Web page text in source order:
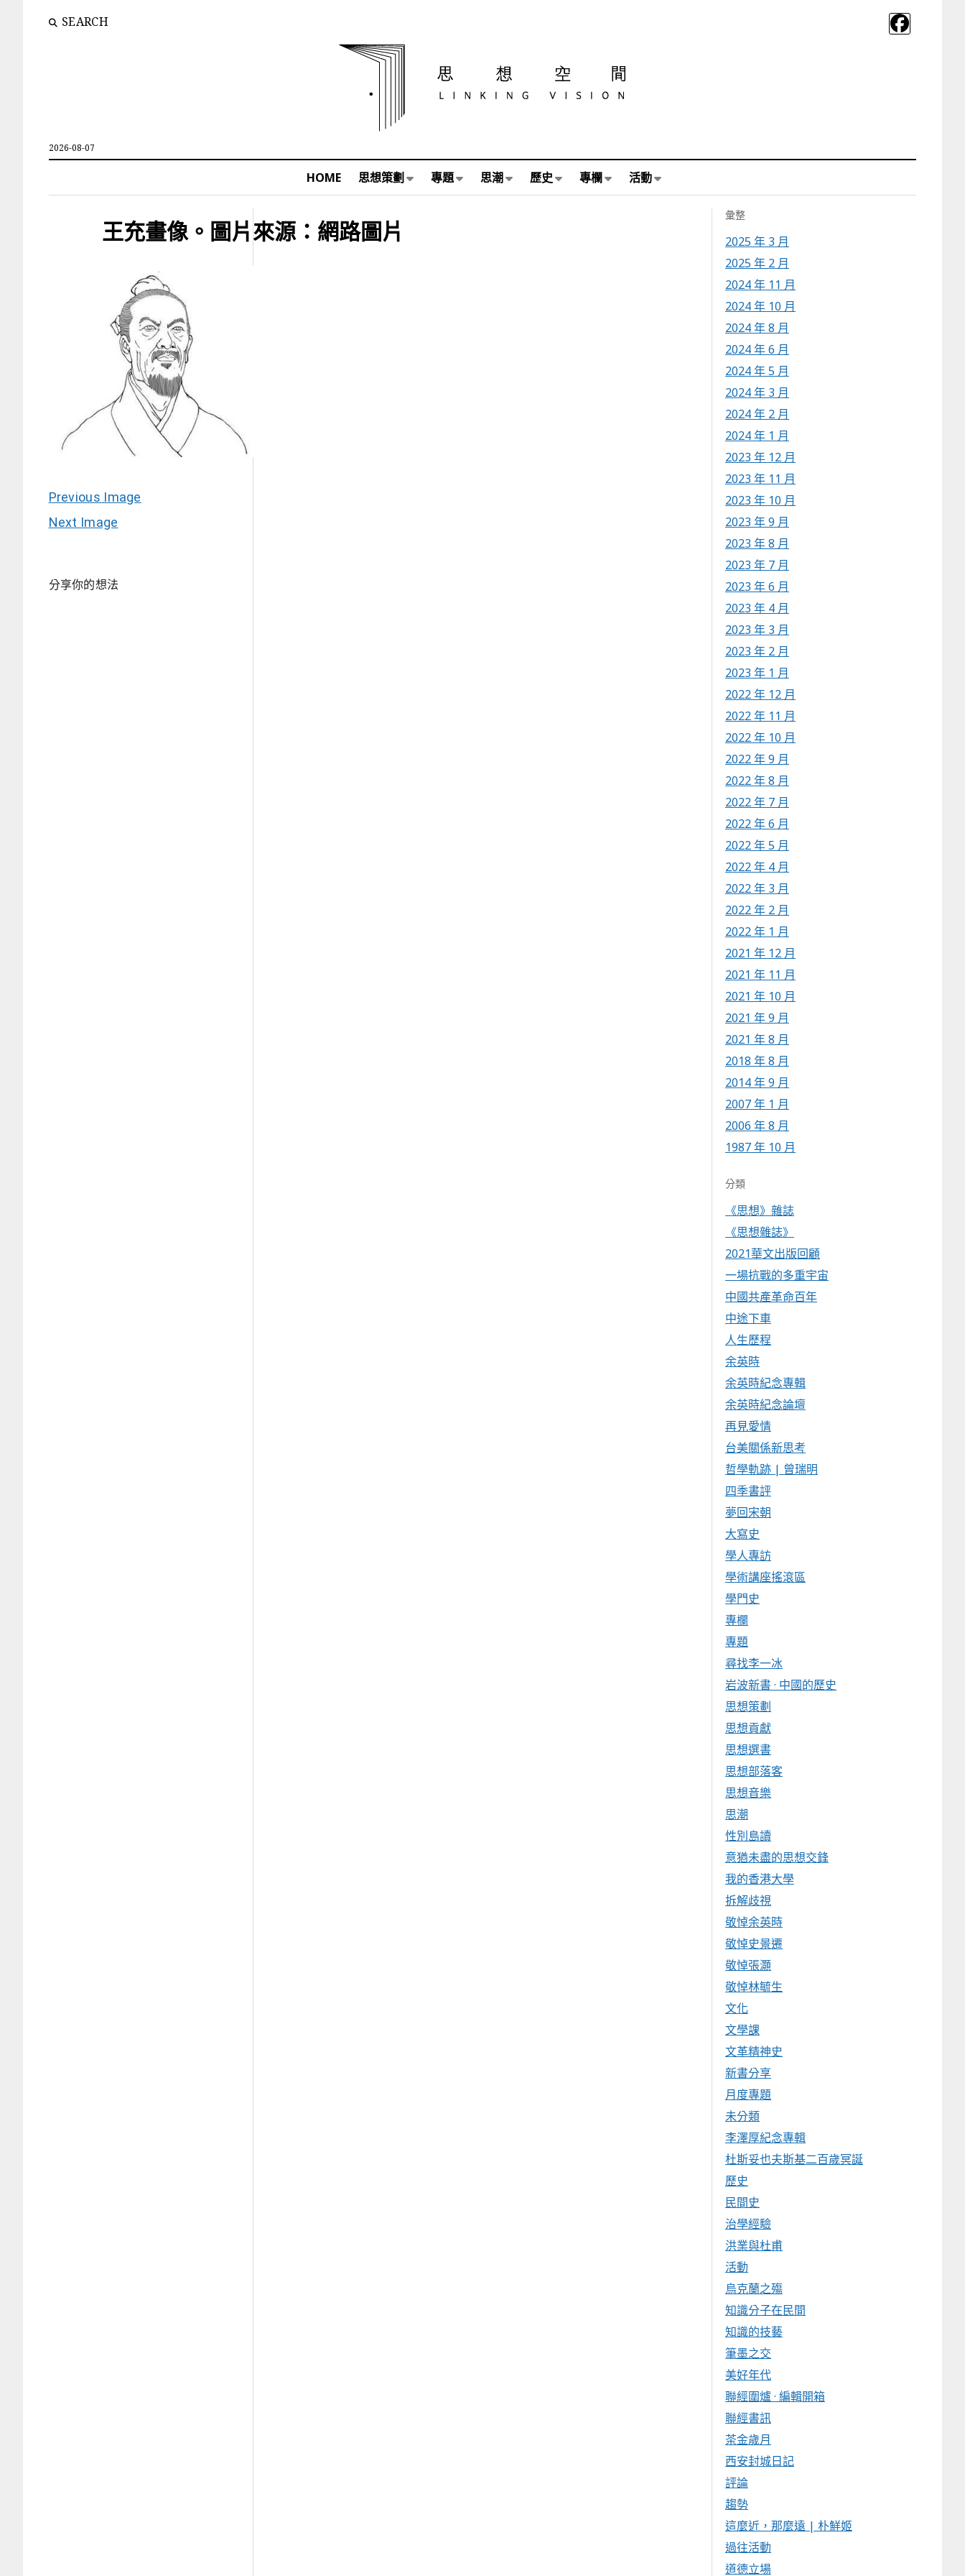
SEARCH
2026-08-07
HOME 思想策劃 專題 思潮 歷史 專欄 活動
王充畫像。圖片來源：網路圖片
Previous Image
Next Image
分享你的想法
彙整
2025 年 3 月
2025 年 2 月
2024 年 11 月
2024 年 10 月
2024 年 8 月
2024 年 6 月
2024 年 5 月
2024 年 3 月
2024 年 2 月
2024 年 1 月
2023 年 12 月
2023 年 11 月
2023 年 10 月
2023 年 9 月
2023 年 8 月
2023 年 7 月
2023 年 6 月
2023 年 4 月
2023 年 3 月
2023 年 2 月
2023 年 1 月
2022 年 12 月
2022 年 11 月
2022 年 10 月
2022 年 9 月
2022 年 8 月
2022 年 7 月
2022 年 6 月
2022 年 5 月
2022 年 4 月
2022 年 3 月
2022 年 2 月
2022 年 1 月
2021 年 12 月
2021 年 11 月
2021 年 10 月
2021 年 9 月
2021 年 8 月
2018 年 8 月
2014 年 9 月
2007 年 1 月
2006 年 8 月
1987 年 10 月
分類
《思想》雜誌
《思想雜誌》
2021華文出版回顧
一場抗戰的多重宇宙
中國共產革命百年
中途下車
人生歷程
余英時
余英時紀念專輯
余英時紀念論壇
再見愛情
台美關係新思考
哲學軌跡 | 曾瑞明
四季書評
夢回宋朝
大寫史
學人專訪
學術講座搖滾區
學門史
專欄
專題
尋找李一冰
岩波新書 · 中國的歷史
思想策劃
思想貢獻
思想選書
思想部落客
思想音樂
思潮
性別島讀
意猶未盡的思想交鋒
我的香港大學
拆解歧視
敬悼余英時
敬悼史景遷
敬悼張灝
敬悼林毓生
文化
文學課
文革精神史
新書分享
月度專題
未分類
李澤厚紀念專輯
杜斯妥也夫斯基二百歲冥誕
歷史
民間史
治學經驗
洪業與杜甫
活動
烏克蘭之殤
知識分子在民間
知識的技藝
筆墨之交
美好年代
聯經圍爐 · 編輯開箱
聯經書訊
茶金歲月
西安封城日記
評論
趨勢
這麼近，那麼遠 | 朴鮮姬
過往活動
道德立場